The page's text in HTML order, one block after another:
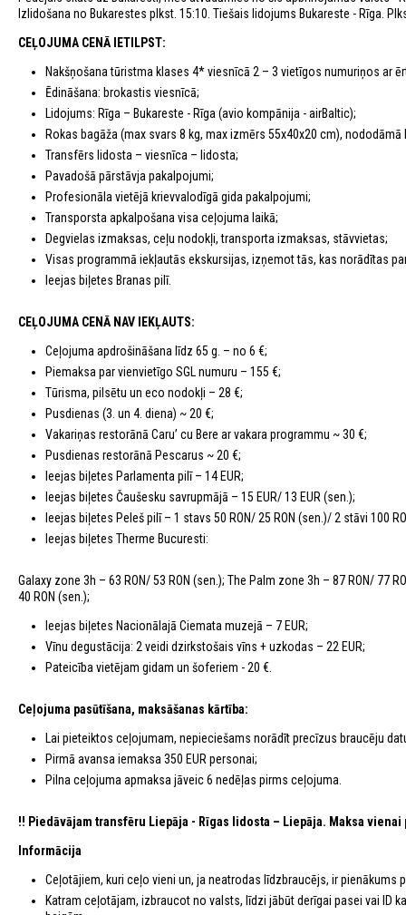
Izlidošana no Bukarestes plkst. 15:10. Tiešais lidojums Bukareste - Rīga.
CEĻOJUMA CENĀ IETILPST:
Nakšņošana tūristma klases 4* viesnīcā 2 – 3 vietīgos numuriņos ar
Ēdināšana: brokastis viesnīcā;
Lidojums: Rīga – Bukareste - Rīga (avio kompānija - airBaltic);
Rokas bagāža (max svars 8 kg, max izmērs 55x40x20 сm),
Transfērs lidosta – viesnīca – lidosta;
Pavadošā pārstāvja pakalpojumi;
Profesionāla vietējā krievvalodīgā gida pakalpojumi;
Transporsta apkalpošana visa ceļojuma laikā;
Degvielas izmaksas, ceļu nodokļi, transporta izmaksas, stāvvietas;
Visas programmā iekļautās ekskursijas, izņemot tās, kas norādītas
Ieejas biļetes Branas pilī.
CEĻOJUMA CENĀ NAV IEKĻAUTS:
Ceļojuma apdrošināšana līdz 65 g. – no 6 €;
Piemaksa par vienvietīgo SGL numuru – 155 €;
Tūrisma, pilsētu un eco nodokļi – 28 €;
Pusdienas (3. un 4. diena) ~ 20 €;
Vakariņas restorānā Caru’ cu Bere ar vakara programmu ~ 30 €;
Pusdienas restorānā Pescarus ~ 20 €;
Ieejas biļetes Parlamenta pilī – 14 EUR;
Ieejas biļetes Čaušesku savrupmājā – 15 EUR/ 13 EUR (sen.);
Ieejas biļetes Peleš pilī – 1 stavs 50 RON/ 25 RON (sen.)/ 2 stāvi 100
Ieejas biļetes Therme Bucuresti:
Galaxy zone 3h – 63 RON/ 53 RON (sen.); The Palm zone 3h – 87 RON/ 77
40 RON (sen.);
Ieejas biļetes Nacionālajā Ciemata muzejā – 7 EUR;
Vīnu degustācija: 2 veidi dzirkstošais vīns + uzkodas – 22 EUR;
Pateicība vietējam gidam un šoferiem - 20 €.
Ceļojuma pasūtīšana, maksāšanas kārtība:
Lai pieteiktos ceļojumam, nepieciešams norādīt precīzus braucēju
Pirmā avansa iemaksa 350 EUR personai;
Pilna ceļojuma apmaksa jāveic 6 nedēļas pirms ceļojuma.
!! Piedāvājam transfēru Liepāja - Rīgas lidosta – Liepāja. Maksa vienai
Informācija
Ceļotājiem, kuri ceļo vieni un, ja neatrodas līdzbraucējs, ir pienākums
Katram ceļotājam, izbraucot no valsts, līdzi jābūt derīgai pasei vai ID